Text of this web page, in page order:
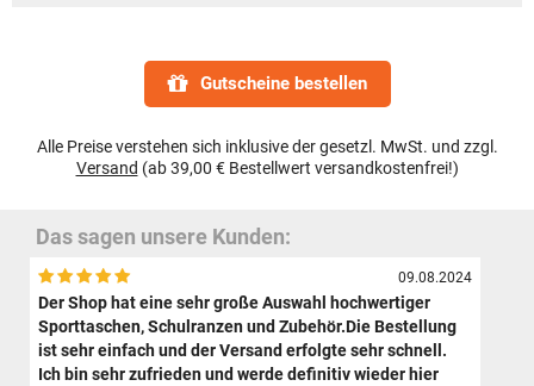
Gutscheine bestellen
Alle Preise verstehen sich inklusive der gesetzl. MwSt. und zzgl.
Versand (ab 39,00 € Bestellwert versandkostenfrei!)
Das sagen unsere Kunden:
09.08.2024
Der Shop hat eine sehr große Auswahl hochwertiger
Sporttaschen, Schulranzen und Zubehör.Die Bestellung
ist sehr einfach und der Versand erfolgte sehr schnell.
Ich bin sehr zufrieden und werde definitiv wieder hier